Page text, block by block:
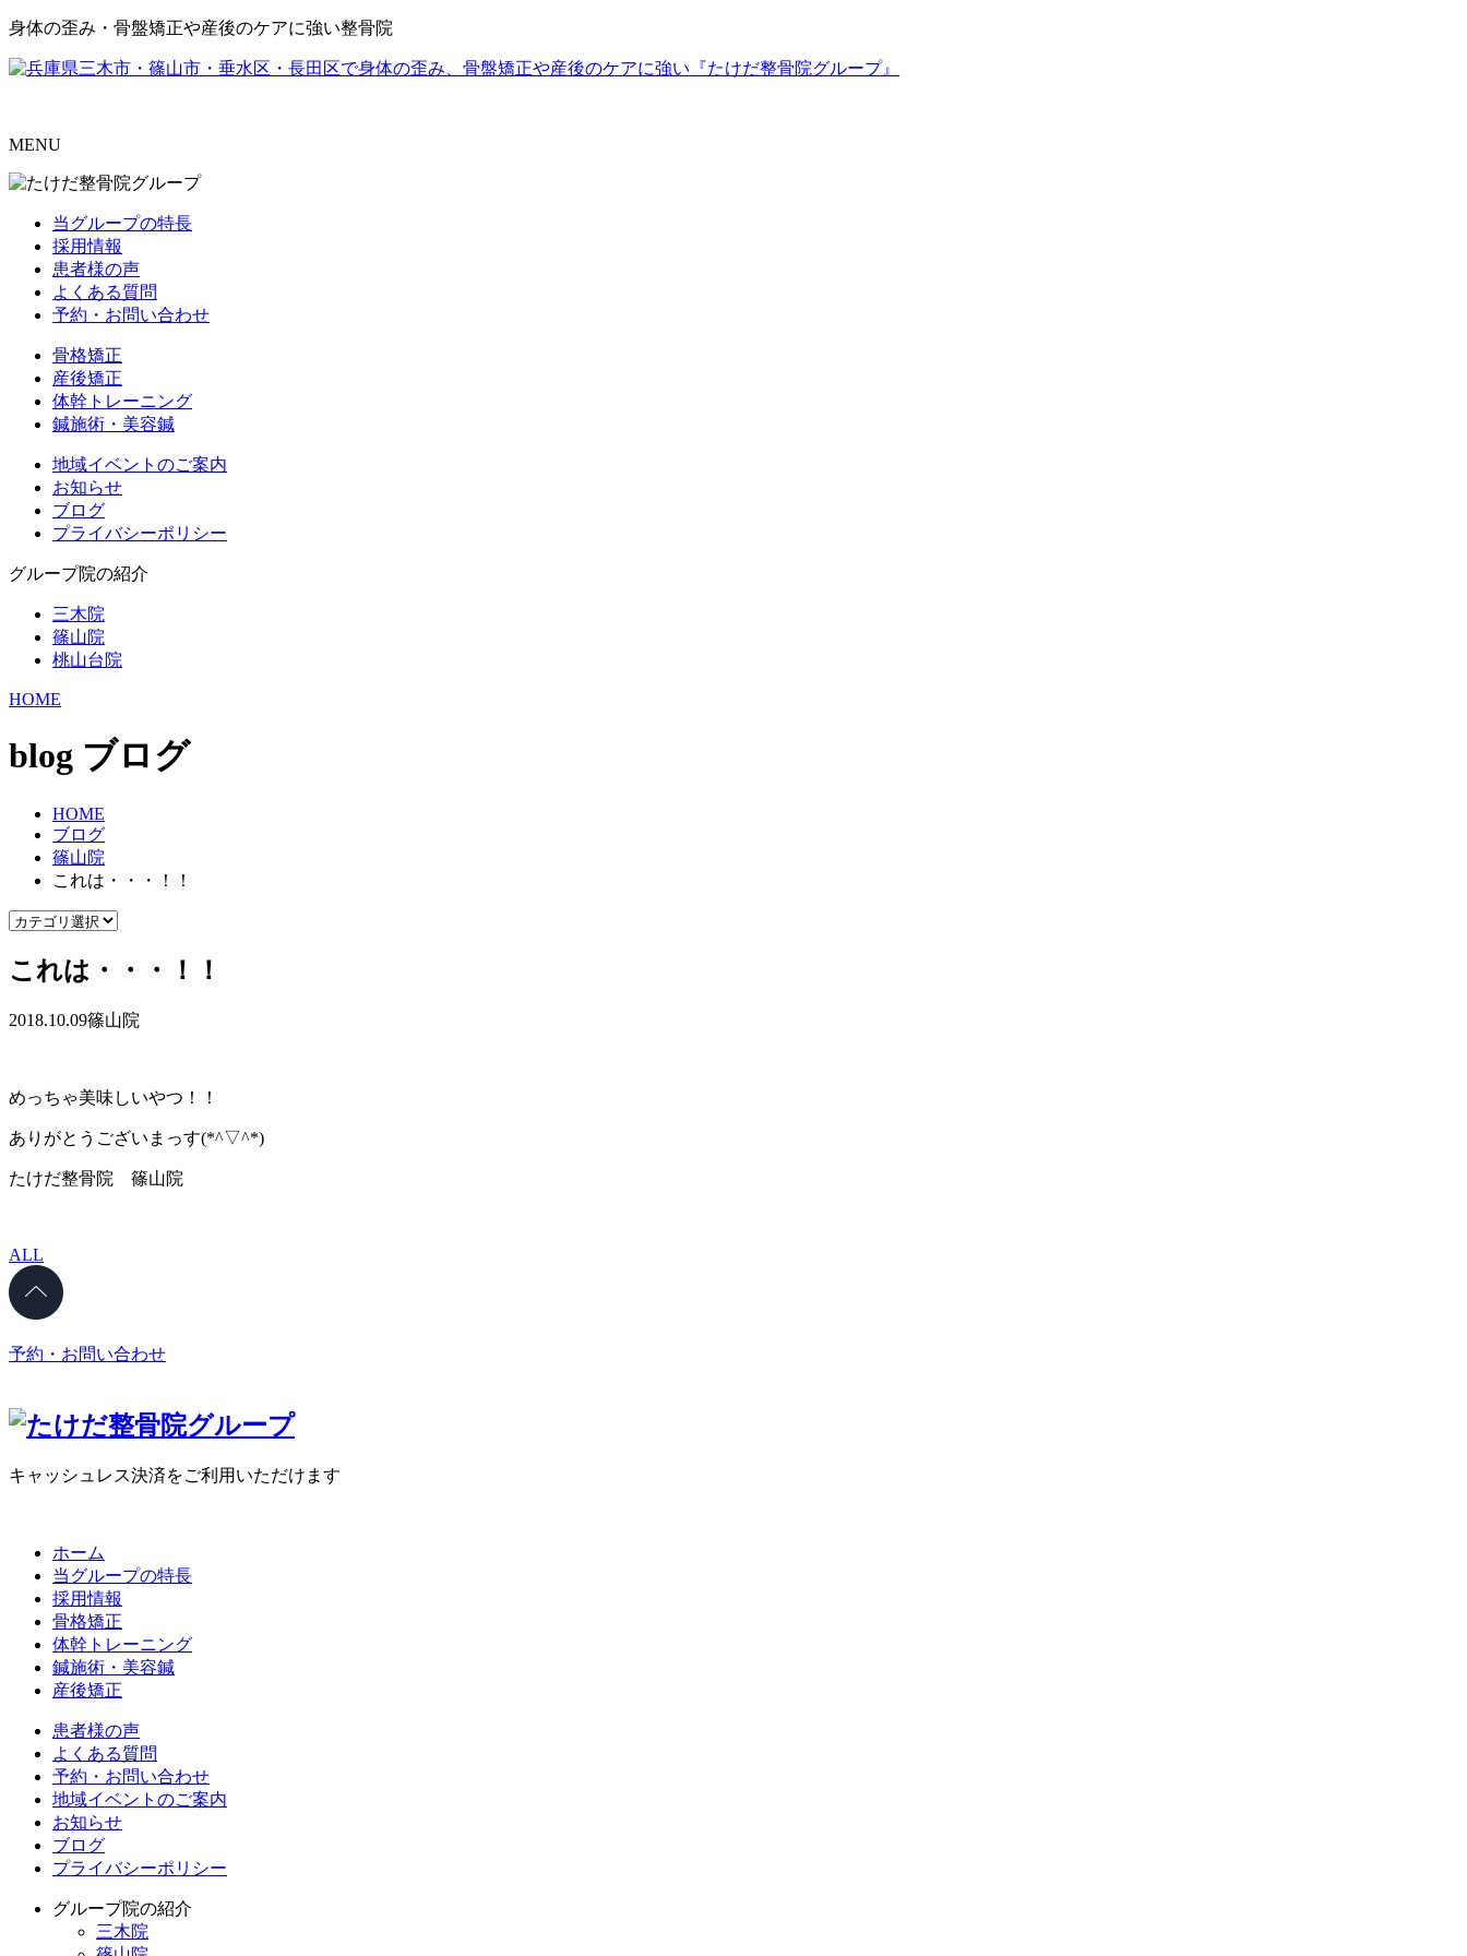
身体の歪み・骨盤矯正や産後のケアに強い整骨院
MENU
当グループの特長
採用情報
患者様の声
よくある質問
予約・お問い合わせ
骨格矯正
産後矯正
体幹トレーニング
鍼施術・美容鍼
地域イベントのご案内
お知らせ
ブログ
プライバシーポリシー
グループ院の紹介
三木院
篠山院
桃山台院
HOME
blog ブログ
HOME
ブログ
篠山院
これは・・・！！
これは・・・！！
2018.10.09篠山院
めっちゃ美味しいやつ！！
ありがとうございまっす(*^▽^*)
たけだ整骨院 篠山院
ALL
予約・お問い合わせ
キャッシュレス決済をご利用いただけます
ホーム
当グループの特長
採用情報
骨格矯正
体幹トレーニング
鍼施術・美容鍼
産後矯正
患者様の声
よくある質問
予約・お問い合わせ
地域イベントのご案内
お知らせ
ブログ
プライバシーポリシー
グループ院の紹介
三木院